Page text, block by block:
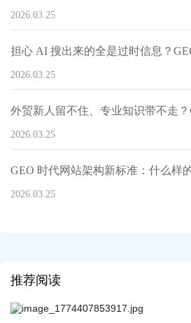
2026.03.25
2026.03.25
2026.03.25
2026.03.25
推荐阅读